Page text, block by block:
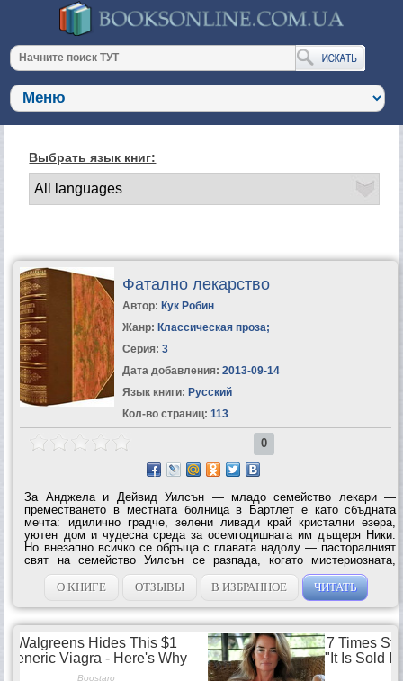
Выбрать язык книг:
Фатално лекарство
Автор: Кук Робин
Жанр: Классическая проза;
Серия: 3
Дата добавления: 2013-09-14
Язык книги: Русский
Кол-во страниц: 113
0
За Анджела и Дейвид Уилсън — младо семейство лекари —
преместването в местната болница в Бартлет е като сбъдната
мечта: идилично градче, зелени ливади край кристални езера,
уютен дом и чудесна среда за осемгодишната им дъщеря Ники.
Но внезапно всичко се обръща с главата надолу — пасторалният
свят на семейство Уилсън се разпада, когато мистериозната,
неочаквана смърт се превръща в нещо повече от съвпадение.
Борейки се за своята...
О КНИГЕ ОТЗЫВЫ В ИЗБРАННОЕ ЧИТАТЬ